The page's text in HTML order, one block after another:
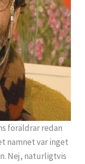
föräldrar redan
namnet var inget
Nej, naturligtvis